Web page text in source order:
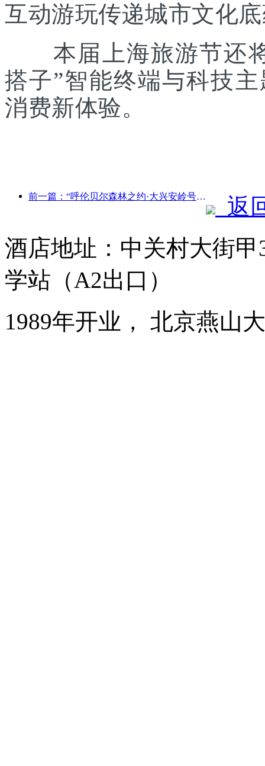
互动游玩传递城市文化
本届上海旅游节还将
搭子”智能终端与科技
消费新体验。
前一篇：“呼伦贝尔森林之约·大兴安岭号--星光列车·天翼之旅”旅游专列首发
返
酒店地址：中关村大街
学站（A2出口）
1989年开业， 北京燕